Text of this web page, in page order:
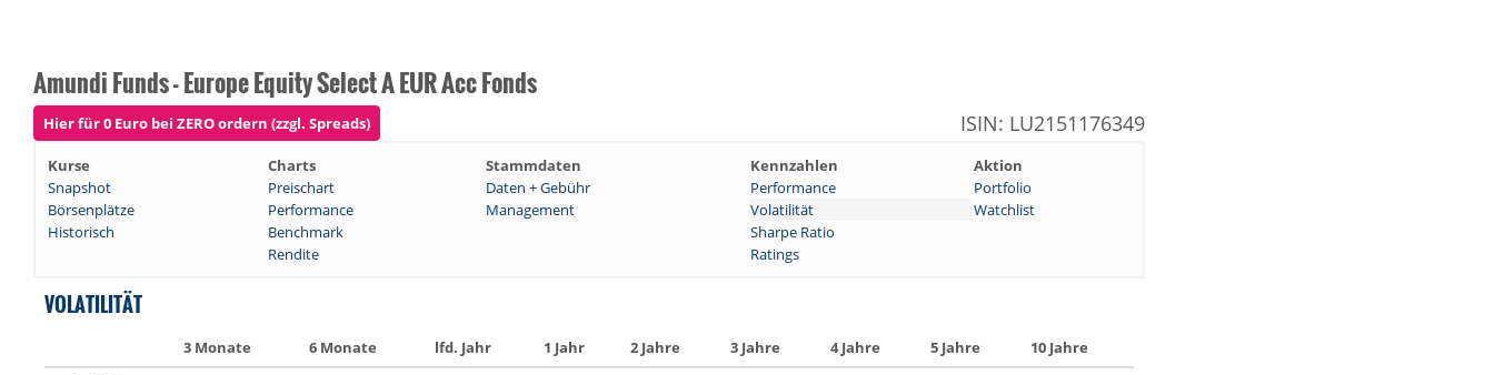
Amundi Funds - Europe Equity Select A EUR Acc Fonds
Hier für 0 Euro bei ZERO ordern (zzgl. Spreads) ISIN: LU2151176349
Kurse Charts Stammdaten Kennzahlen
Aktion
Snapshot
Preischart Daten + Gebühr Performance
Portfolio
Börsenplätze
Performance Management Volatilität
Watchlist
Historisch
Benchmark
Sharpe Ratio
Rendite
Ratings
VOLATILITÄT
3 Monate 6 Monate lfd. Jahr 1 Jahr 2 Jahre 3 Jahre 4 Jahre 5 Jahre
10 Jahre